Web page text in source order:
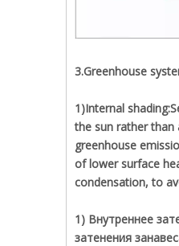
3.Greenhouse
1)Internal
the sun rather than
greenhouse
of lower surface
condensation, to
1) Внутреннее
затенения